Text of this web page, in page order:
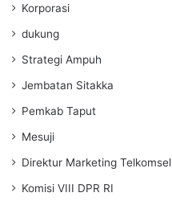
Korporasi
dukung
Strategi Ampuh
Jembatan Sitakka
Pemkab Taput
Mesuji
Direktur Marketing Telkomsel
Komisi VIII DPR RI